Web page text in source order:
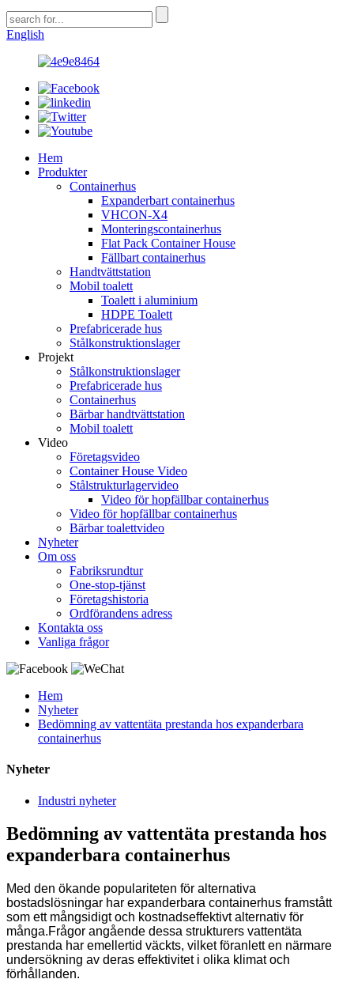
English
Hem
Produkter
Containerhus
Expanderbart containerhus
VHCON-X4
Monteringscontainerhus
Flat Pack Container House
Fällbart containerhus
Handtvättstation
Mobil toalett
Toalett i aluminium
HDPE Toalett
Prefabricerade hus
Stålkonstruktionslager
Projekt
Stålkonstruktionslager
Prefabricerade hus
Containerhus
Bärbar handtvättstation
Mobil toalett
Video
Företagsvideo
Container House Video
Stålstrukturlagervideo
Video för hopfällbar containerhus
Video för hopfällbar containerhus
Bärbar toalettvideo
Nyheter
Om oss
Fabriksrundtur
One-stop-tjänst
Företagshistoria
Ordförandens adress
Kontakta oss
Vanliga frågor
Hem
Nyheter
Bedömning av vattentäta prestanda hos expanderbara
containerhus
Nyheter
Industri nyheter
Bedömning av vattentäta prestanda hos
expanderbara containerhus
Med den ökande populariteten för alternativa
bostadslösningar har expanderbara containerhus framstått
som ett mångsidigt och kostnadseffektivt alternativ för
många.Frågor angående dessa strukturers vattentäta
prestanda har emellertid väckts, vilket föranlett en närmare
undersökning av deras effektivitet i olika klimat och
förhållanden.